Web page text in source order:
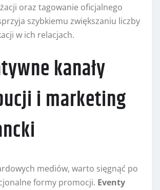
oraz tagowanie oficjalnego
szybkiemu zwiększaniu liczby
w ich relacjach.
kanały
i marketing
mediów, warto sięgnąć po
formy promocji. Eventy